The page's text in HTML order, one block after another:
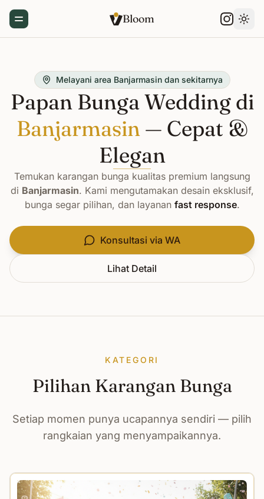
Toggle Menu Bloom
Melayani area Banjarmasin dan sekitarnya
Papan Bunga Wedding di
Banjarmasin— Cepat &
Elegan
Temukan karangan bunga kualitas premium langsung
di Banjarmasin. Kami mengutamakan desain eksklusif,
bunga segar pilihan, dan layanan fast response.
Konsultasi via WA
Lihat Detail
KATEGORI
Pilihan Karangan Bunga
Setiap momen punya ucapannya sendiri — pilih
rangkaian yang menyampaikannya.